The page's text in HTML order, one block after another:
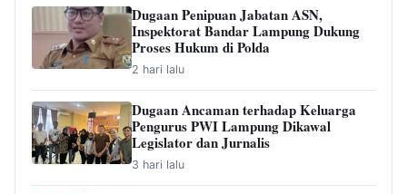
Dugaan Penipuan Jabatan ASN,
Inspektorat Bandar Lampung Dukung
Proses Hukum di Polda
2 hari lalu
Dugaan Ancaman terhadap Keluarga
Pengurus PWI Lampung Dikawal
Legislator dan Jurnalis
3 hari lalu